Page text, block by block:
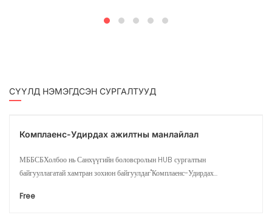
СҮҮЛД НЭМЭГДСЭН СУРГАЛТУУД
Комплаенс-Удирдах ажилтны манлайлал
МББСБХолбоо нь Санхүүгийн боловсролын HUB сургалтын
байгууллагатай хамтран зохион байгуулдаг"Комплаенс-Удирдах...
Free